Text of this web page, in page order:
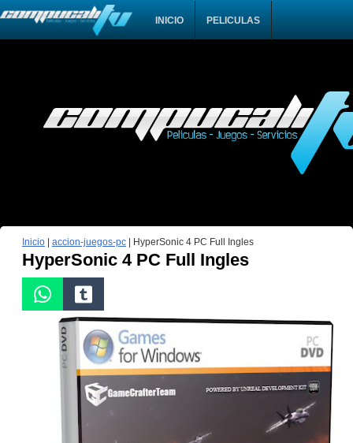
INICIO PELICULAS
Inicio| accion-juegos-pc| HyperSonic 4 PC Full Ingles
HyperSonic 4 PC Full Ingles